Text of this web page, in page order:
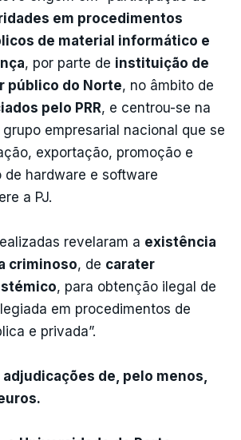
em procedimentos
de material informático e
, por parte de instituição de
público do Norte, no âmbito de
pelo PRR, e centrou-se na
empresarial nacional que se
exportação, promoção e
de hardware e software
a PJ.
revelaram a existência
criminoso, de carater
, para obtenção ilegal de
em procedimentos de
e privada”.
adjudicações de, pelo menos,